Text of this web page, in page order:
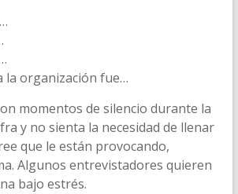
la organización fue…
momentos de silencio durante la
y no sienta la necesidad de llenar
que le están provocando,
Algunos entrevistadores quieren
bajo estrés.